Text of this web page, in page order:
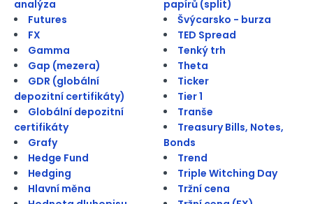
analýza
Futures
FX
Gamma
Gap (mezera)
GDR (globální
depozitní certifikáty)
Globální depozitní
certifikáty
Grafy
Hedge Fund
Hedging
Hlavní měna
papírů (split)
Švýcarsko - burza
TED Spread
Tenký trh
Theta
Ticker
Tier 1
Tranše
Treasury Bills, Notes,
Bonds
Trend
Triple Witching Day
Tržní cena